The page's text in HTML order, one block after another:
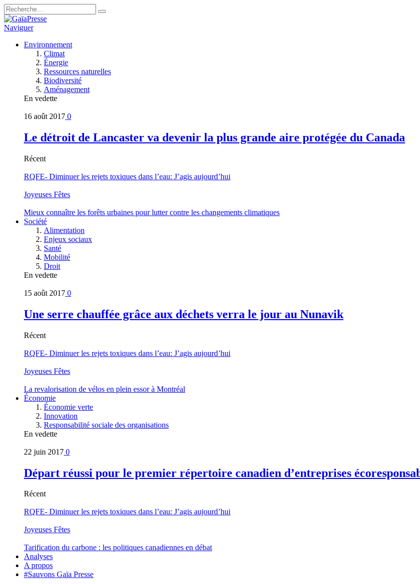
Naviguer
Environnement
Climat
Énergie
Ressources naturelles
Biodiversité
Aménagement
En vedette
16 août 2017 0
Le détroit de Lancaster va devenir la plus grande aire protégée du Canada
Récent
RQFE- Diminuer les rejets toxiques dans l’eau: J’agis aujourd’hui
Joyeuses Fêtes
Mieux connaître les forêts urbaines pour lutter contre les changements climatiques
Société
Alimentation
Enjeux sociaux
Santé
Mobilité
Droit
En vedette
15 août 2017 0
Une serre chauffée grâce aux déchets verra le jour au Nunavik
Récent
RQFE- Diminuer les rejets toxiques dans l’eau: J’agis aujourd’hui
Joyeuses Fêtes
La revalorisation de vélos en plein essor à Montréal
Économie
Économie verte
Innovation
Responsabilité sociale des organisations
En vedette
22 juin 2017 0
Départ réussi pour le premier répertoire canadien d’entreprises
Récent
RQFE- Diminuer les rejets toxiques dans l’eau: J’agis aujourd’hui
Joyeuses Fêtes
Tarification du carbone : les politiques canadiennes en débat
Analyses
A propos
#Sauvons Gaïa Presse